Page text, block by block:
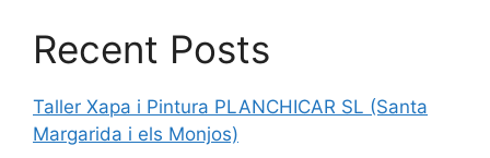
Recent Posts
Taller Xapa i Pintura PLANCHICAR SL (Santa
Margarida i els Monjos)